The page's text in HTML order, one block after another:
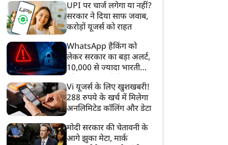
UPI पर चार्ज लगेगा या नहीं?
सरकार ने दिया साफ जवाब,
करोड़ों यूजर्स को राहत
WhatsApp हैकिंग को
लेकर सरकार का बड़ा अलर्ट,
10,000 से ज्यादा भारतीयों
गया
Vi यूजर्स के लिए खुशखबरी!
288 रुपये के खर्च में मिलेगा
अनलिमिटेड कॉलिंग और डेटा
मोदी सरकार की चेतावनी के
आगे झुका मेटा, मार्क